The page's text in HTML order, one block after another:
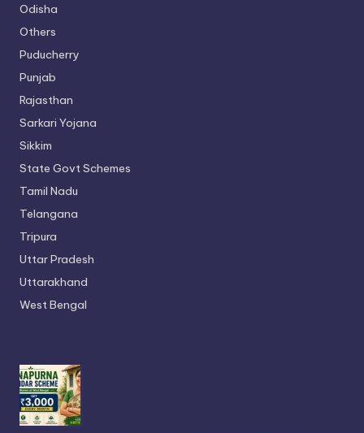
Odisha
Others
Puducherry
Punjab
Rajasthan
Sarkari Yojana
Sikkim
State Govt Schemes
Tamil Nadu
Telangana
Tripura
Uttar Pradesh
Uttarakhand
West Bengal